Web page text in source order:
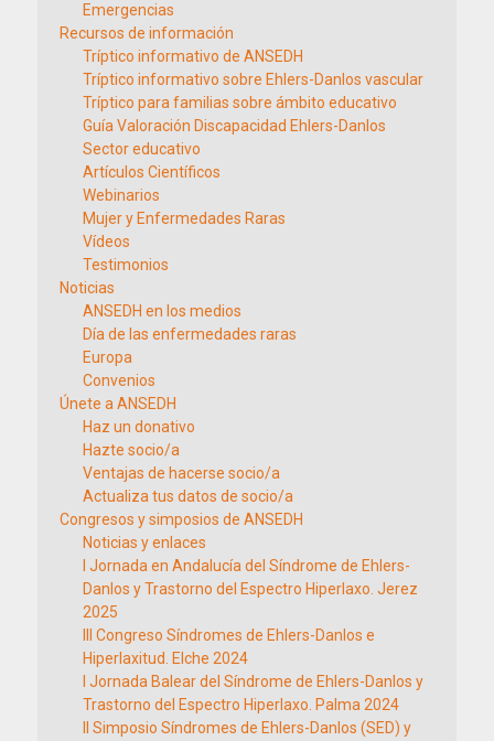
Emergencias
Recursos de información
Tríptico informativo de ANSEDH
Tríptico informativo sobre Ehlers-Danlos vascular
Tríptico para familias sobre ámbito educativo
Guía Valoración Discapacidad Ehlers-Danlos
Sector educativo
Artículos Científicos
Webinarios
Mujer y Enfermedades Raras
Vídeos
Testimonios
Noticias
ANSEDH en los medios
Día de las enfermedades raras
Europa
Convenios
Únete a ANSEDH
Haz un donativo
Hazte socio/a
Ventajas de hacerse socio/a
Actualiza tus datos de socio/a
Congresos y simposios de ANSEDH
Noticias y enlaces
I Jornada en Andalucía del Síndrome de Ehlers-
Danlos y Trastorno del Espectro Hiperlaxo. Jerez
2025
III Congreso Síndromes de Ehlers-Danlos e
Hiperlaxitud. Elche 2024
I Jornada Balear del Síndrome de Ehlers-Danlos y
Trastorno del Espectro Hiperlaxo. Palma 2024
II Simposio Síndromes de Ehlers-Danlos (SED) y